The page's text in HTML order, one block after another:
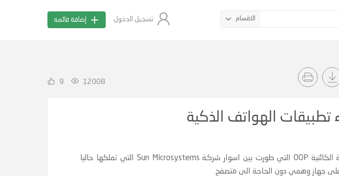
الاقسام إضافة قائمه تسجيل الدخول
9 12008
JAVA لغة برمجة جافا هي اكتر لغة مفضلة لتطوير تطبيقات الاندرويد، فالبرمجة الكائنية OOP التي طورت بين اسوار شركة Sun Microsystems التي تملكها حاليا